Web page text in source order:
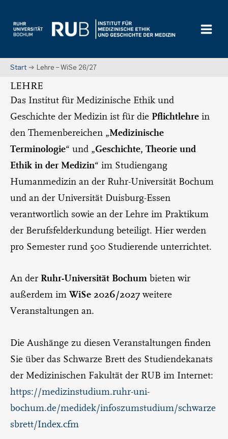
springen
Start Lehre – WiSe 26/27
LEHRE
Das Institut für Medizinische Ethik und
Geschichte der Medizin ist für die Pflichtlehre in
den Themenbereichen „Medizinische
Terminologie“ und „Geschichte, Theorie und
Ethik in der Medizin“ im Studiengang
Humanmedizin an der Ruhr-Universität Bochum
und an der Universität Duisburg-Essen
verantwortlich sowie an der Lehre im Praktikum
der Berufsfelderkundung beteiligt. Hier werden
pro Semester rund 500 Studierende unterrichtet.
An der Ruhr-Universität Bochum bieten wir
außerdem imWiSe 2026/2027 weitere
Veranstaltungen an.
Die Aushänge zu diesen Veranstaltungen finden
Sie über das Schwarze Brett des Studiendekanats
der Medizinischen Fakultät der RUB im Internet:
https://medizinstudium.ruhr-uni-
bochum.de/medidek/infoszumstudium/schwarze
sbrett/Index.cfm